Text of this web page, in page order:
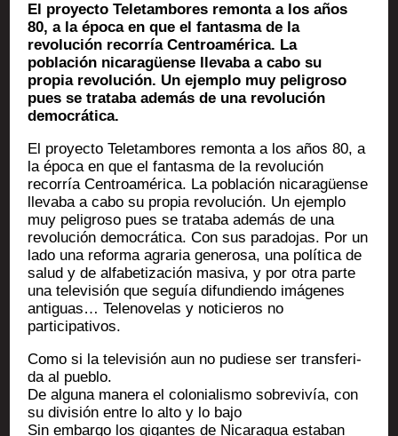
El proyecto Teletambores remonta a los años
80, a la época en que el fantasma de la
revolución recorría Centroamérica. La
población nicaragüense llevaba a cabo su
propia revolución. Un ejemplo muy peligroso
pues se trataba además de una revolución
democrática.
El proyec­to Tele­tam­bores remon­ta a los años 80, a
la épo­ca en que el fan­tas­ma de la revo­lu­ción
recorría Cen­troa­mé­ri­ca. La pobla­ción nica­ragüense
lle­va­ba a cabo su pro­pia revo­lu­ción. Un ejem­plo
muy peli­gro­so pues se tra­ta­ba además de una
revo­lu­ción demo­crá­ti­ca. Con sus para­do­jas. Por un
lado una refor­ma agra­ria gene­ro­sa, una polí­ti­ca de
salud y de alfa­be­ti­za­ción masi­va, y por otra parte
una tele­vi­sión que seguía difun­dien­do imá­genes
anti­guas… Tele­no­ve­las y noti­cie­ros no
participativos.
Como si la tele­vi­sión aun no pudiese ser trans­fe­ri­
da al pueblo.
De algu­na mane­ra el colo­nia­lis­mo sobre­vivía, con
su divi­sión entre lo alto y lo bajo
Sin embar­go los gigantes de Nica­ra­gua esta­ban